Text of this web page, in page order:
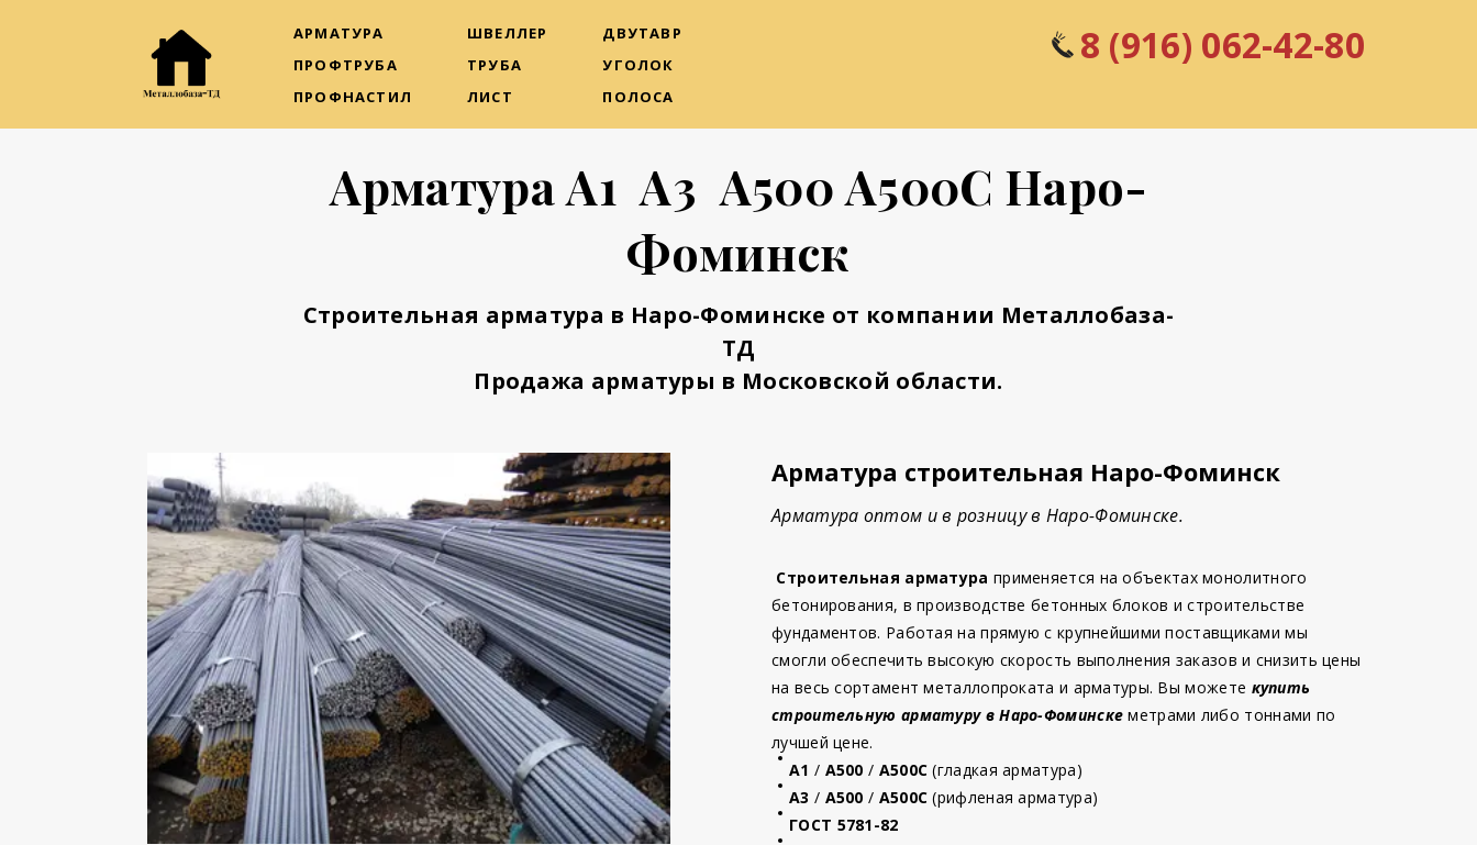
АРМАТУРА
ПРОФТРУБА
ПРОФНАСТИЛ
ШВЕЛЛЕР
ТРУБА
ЛИСТ
ДВУТАВР
УГОЛОК
ПОЛОСА
8 (916) 062-42-80
Арматура А1 А3 А500 А500С Наро-
Фоминск
Строительная арматура в Наро-Фоминске от компании Металлобаза-
ТД
Продажа арматуры в Московской области.
Арматура строительная Наро-Фоминск
Арматура оптом и в розницу в Наро-Фоминске.
Строительная арматура применяется на объектах монолитного
бетонирования, в производстве бетонных блоков и строительстве
фундаментов. Работая на прямую с крупнейшими поставщиками мы
смогли обеспечить высокую скорость выполнения заказов и снизить цены
на весь сортамент металлопроката и арматуры. Вы можете купить
строительную арматуру в Наро-Фоминскеметрами либо тоннами по
лучшей цене.
А1 / А500 / А500С (гладкая арматура)
А3 / А500 / А500С (рифленая арматура)
ГОСТ 5781-82